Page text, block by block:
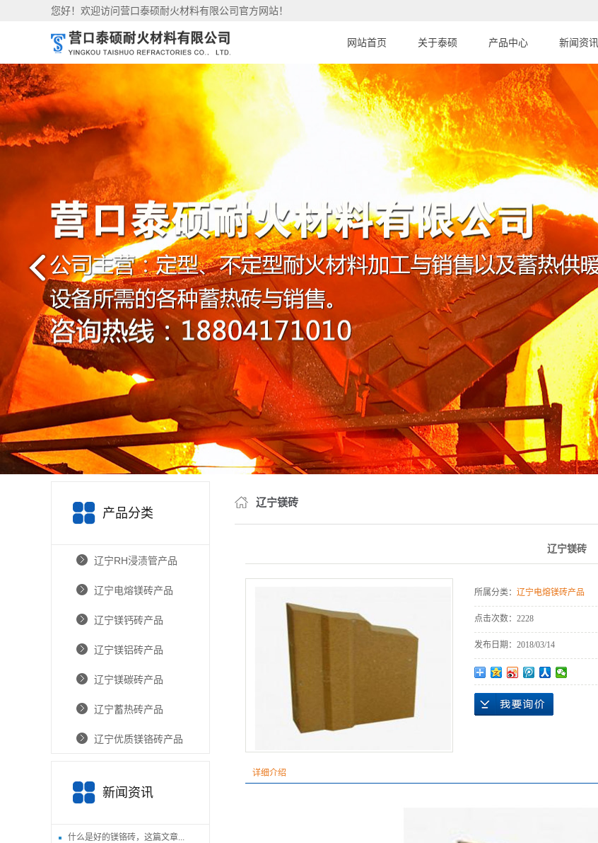
您好！欢迎访问营口泰硕耐火材料有限公司官方网站！
网站首页 关于泰硕 产品中心 新闻资讯
产品分类
辽宁RH浸渍管产品
辽宁电熔镁砖产品
辽宁镁钙砖产品
辽宁镁铝砖产品
辽宁镁碳砖产品
辽宁蓄热砖产品
辽宁优质镁铬砖产品
新闻资讯
什么是好的镁铬砖，这篇文章...
辽宁镁砖
辽宁镁砖
所属分类： 辽宁电熔镁砖产品
点击次数： 2228
发布日期： 2018/03/14
详细介绍